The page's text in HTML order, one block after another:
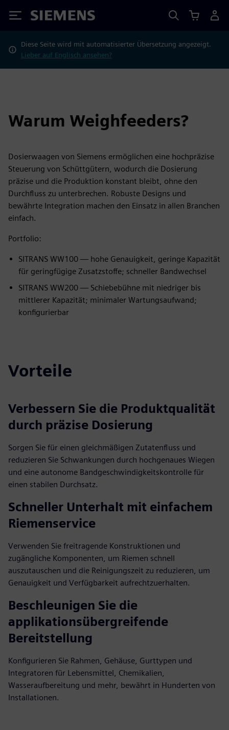
Siemens
Diese Seite wird mit automatisierter Übersetzung angezeigt.
Lieber auf Englisch ansehen?
Warum Weighfeeders?
Dosierwaagen von Siemens ermöglichen eine hochpräzise
Steuerung von Schüttgütern, wodurch die Dosierung
präzise und die Produktion konstant bleibt, ohne den
Durchfluss zu unterbrechen. Robuste Designs und
bewährte Integration machen den Einsatz in allen Branchen
einfach.
Portfolio:
SITRANS WW100 — hohe Genauigkeit, geringe Kapazität
für geringfügige Zusatzstoffe; schneller Bandwechsel
SITRANS WW200 — Schiebebühne mit niedriger bis
mittlerer Kapazität; minimaler Wartungsaufwand;
konfigurierbar
Vorteile
Verbessern Sie die Produktqualität
durch präzise Dosierung
Sorgen Sie für einen gleichmäßigen Zutatenfluss und
reduzieren Sie Schwankungen durch hochgenaues Wiegen
und eine autonome Bandgeschwindigkeitskontrolle für
einen stabilen Durchsatz.
Schneller Unterhalt mit einfachem
Riemenservice
Verwenden Sie freitragende Konstruktionen und
zugängliche Komponenten, um Riemen schnell
auszutauschen und die Reinigungszeit zu reduzieren, um
Genauigkeit und Verfügbarkeit aufrechtzuerhalten.
Beschleunigen Sie die
applikationsübergreifende
Bereitstellung
Konfigurieren Sie Rahmen, Gehäuse, Gurttypen und
Integratoren für Lebensmittel, Chemikalien,
Wasseraufbereitung und mehr, bewährt in Hunderten von
Installationen.